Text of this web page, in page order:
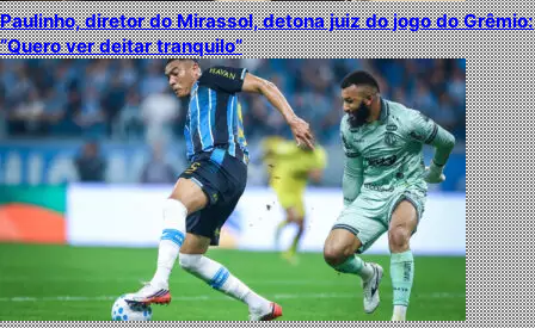
Paulinho, diretor do Mirassol, detona juiz do jogo do Grêmio:
“Quero ver deitar tranquilo”